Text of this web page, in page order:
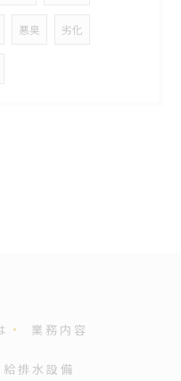
悪臭 劣化
業務内容
給排水設備